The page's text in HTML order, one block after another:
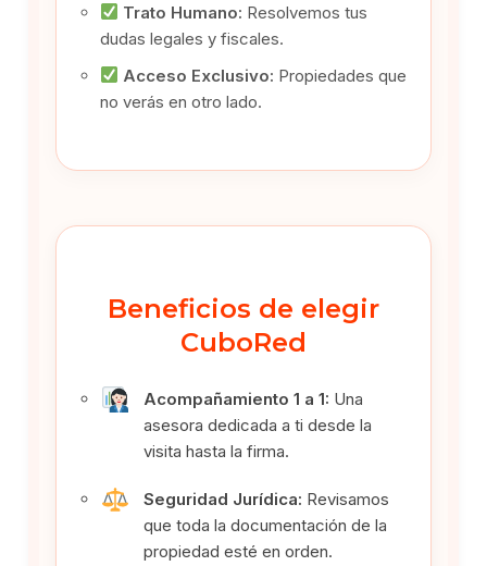
Trato Humano: Resolvemos tus
dudas legales y fiscales.
Acceso Exclusivo: Propiedades que
no verás en otro lado.
Beneficios de elegir
CuboRed
Acompañamiento 1 a 1: Una
asesora dedicada a ti desde la
visita hasta la firma.
Seguridad Jurídica: Revisamos
que toda la documentación de la
propiedad esté en orden.